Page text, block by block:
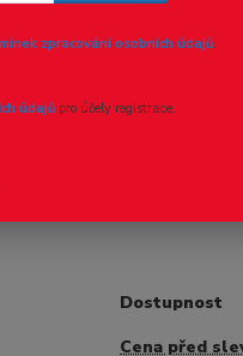
89 - 1ks
Náhradní
Dostupnost
Cena před
zpracování osobních údajů.
údajůpro účely registrace.